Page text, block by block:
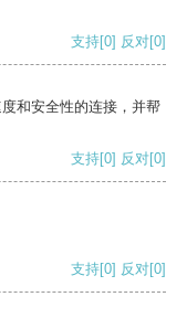
支持[0] 反对[0]
和安全性的连接，并帮
支持[0] 反对[0]
支持[0] 反对[0]